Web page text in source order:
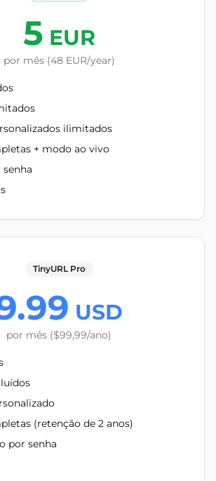
5 EUR
por mês (48 EUR/year)
ilimitados
+ modo ao vivo
TinyURL Pro
USD
por mês ($99,99/ano)
(retenção de 2 anos)
por senha